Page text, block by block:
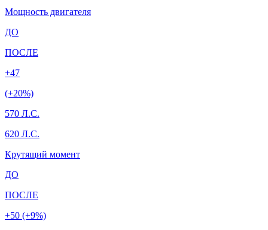
Мощность двигателя
ДО
ПОСЛЕ
+47
(+20%)
570 Л.С.
620 Л.С.
Крутящий момент
ДО
ПОСЛЕ
+50 (+9%)